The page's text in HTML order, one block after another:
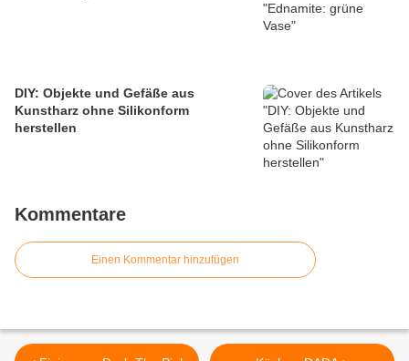
DIY: Objekte und Gefäße aus
Kunstharz ohne Silikonform
herstellen
Kommentare
Einen Kommentar hinzufügen